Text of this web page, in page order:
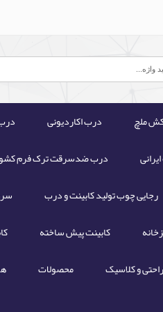
ملچ درب اکاردیونی
درب ضدسرقت ترک فرم
رجایی چوب تولید کابینت و درب
کابینت پیش ساخته
و کلاسیک
محصولات